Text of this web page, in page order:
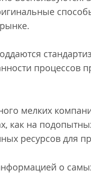
процессов
мелких
как на
ресурсов для
о